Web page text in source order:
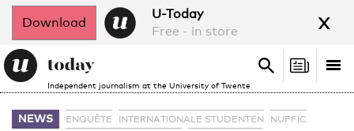
Download
U-Today
Free - in store
x
Independent journalism at the University of Twente
Search
Search
NEWS ENQUÊTE INTERNATIONALE STUDENTEN
NUFFIC